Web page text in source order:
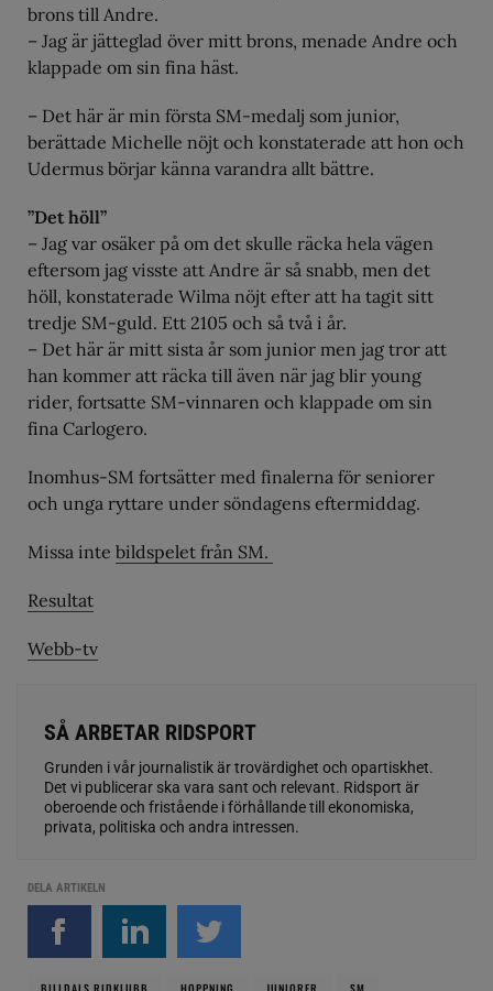
brons till Andre.
– Jag är jätteglad över mitt brons, menade Andre och
klappade om sin fina häst.
– Det här är min första SM-medalj som junior,
berättade Michelle nöjt och konstaterade att hon och
Udermus börjar känna varandra allt bättre.
”Det höll”
– Jag var osäker på om det skulle räcka hela vägen
eftersom jag visste att Andre är så snabb, men det
höll, konstaterade Wilma nöjt efter att ha tagit sitt
tredje SM-guld. Ett 2105 och så två i år.
– Det här är mitt sista år som junior men jag tror att
han kommer att räcka till även när jag blir young
rider, fortsatte SM-vinnaren och klappade om sin
fina Carlogero.
Inomhus-SM fortsätter med finalerna för seniorer
och unga ryttare under söndagens eftermiddag.
Missa inte bildspelet från SM.
Resultat
Webb-tv
SÅ ARBETAR RIDSPORT
Grunden i vår journalistik är trovärdighet och opartiskhet.
Det vi publicerar ska vara sant och relevant. Ridsport är
oberoende och fristående i förhållande till ekonomiska,
privata, politiska och andra intressen.
DELA ARTIKELN